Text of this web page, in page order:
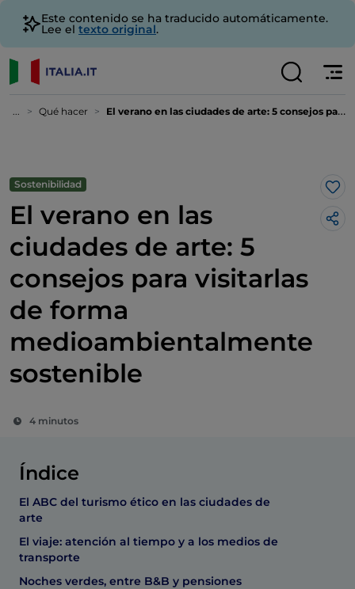
Este contenido se ha traducido automáticamente.
Lee el texto original.
... Qué hacer El verano en las ciudades de arte: 5 consejos para visitarlas de forma medioambientalmente sostenible
Sostenibilidad
El verano en las
ciudades de arte: 5
consejos para visitarlas
de forma
medioambientalmente
sostenible
4 minutos
Me
Índice
El ABC del turismo ético en las ciudades de
arte
El viaje: atención al tiempo y a los medios de
transporte
Noches verdes, entre B&B y pensiones